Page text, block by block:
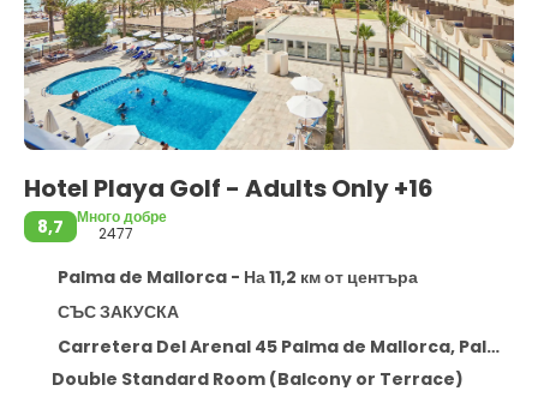
Hotel Playa Golf - Adults Only +16
8,7
Много добре
2477
Palma de Mallorca - На 11,2 км от центъра
СЪС ЗАКУСКА
Carretera Del Arenal 45 Palma de Mallorca, Palma de Mallorca 7600
Double Standard Room (Balcony or Terrace)